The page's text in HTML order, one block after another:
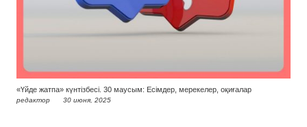
«Үйде жатпа» күнтізбесі. 30 маусым: Есімдер, мерекелер, оқиғалар
редактор 30 июня, 2025